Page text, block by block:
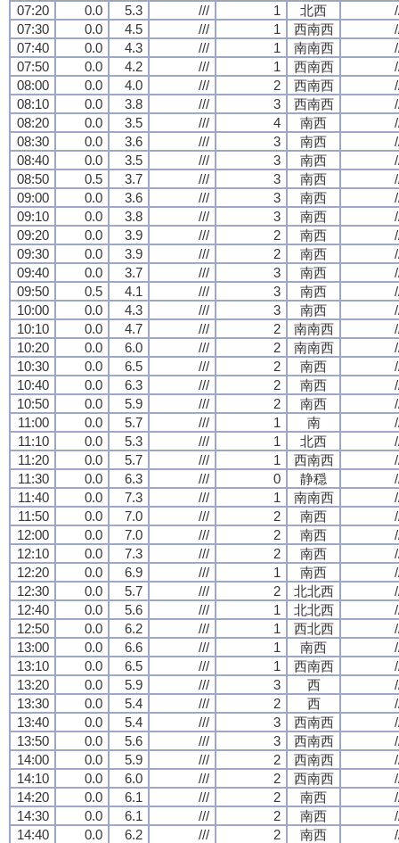
07:20
0.0 5.3 /// 1 北西
07:30
0.0 4.5 /// 1 西南西
07:40
0.0 4.3 /// 1 南南西
07:50
0.0 4.2 /// 1 西南西
08:00
0.0 4.0 /// 2 西南西
08:10
0.0 3.8 /// 3 西南西
08:20
0.0 3.5 /// 4 南西
08:30
0.0 3.6 /// 3 南西
08:40
0.0 3.5 /// 3 南西
08:50
0.5 3.7 /// 3 南西
09:00
0.0 3.6 /// 3 南西
09:10
0.0 3.8 /// 3 南西
09:20
0.0 3.9 /// 2 南西
09:30
0.0 3.9 /// 2 南西
09:40
0.0 3.7 /// 3 南西
09:50
0.5 4.1 /// 3 南西
10:00
0.0 4.3 /// 3 南西
10:10
0.0 4.7 /// 2 南南西
10:20
0.0 6.0 /// 2 南南西
10:30
0.0 6.5 /// 2 南西
10:40
0.0 6.3 /// 2 南西
10:50
0.0 5.9 /// 2 南西
11:00
0.0 5.7 /// 1 南
11:10
0.0 5.3 /// 1 北西
11:20
0.0 5.7 /// 1 西南西
11:30
0.0 6.3 /// 0 静穏
11:40
0.0 7.3 /// 1 南南西
11:50
0.0 7.0 /// 2 南西
12:00
0.0 7.0 /// 2 南西
12:10
0.0 7.3 /// 2 南西
12:20
0.0 6.9 /// 1 南西
12:30
0.0 5.7 /// 2 北北西
12:40
0.0 5.6 /// 1 北北西
12:50
0.0 6.2 /// 1 西北西
13:00
0.0 6.6 /// 1 南西
13:10
0.0 6.5 /// 1 西南西
13:20
0.0 5.9 /// 3 西
13:30
0.0 5.4 /// 2 西
13:40
0.0 5.4 /// 3 西南西
13:50
0.0 5.6 /// 3 西南西
14:00
0.0 5.9 /// 2 西南西
14:10
0.0 6.0 /// 2 西南西
14:20
0.0 6.1 /// 2 南西
14:30
0.0 6.1 /// 2 南西
14:40
0.0 6.2 /// 2 南西